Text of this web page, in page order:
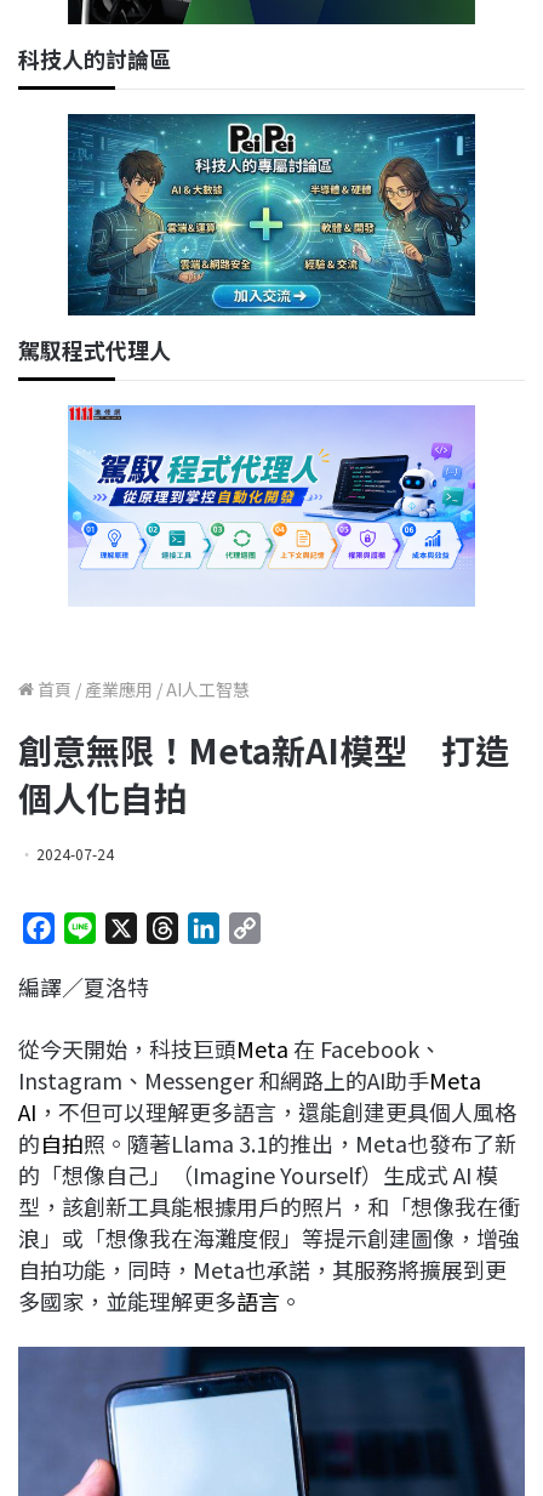
科技人的討論區
駕馭程式代理人